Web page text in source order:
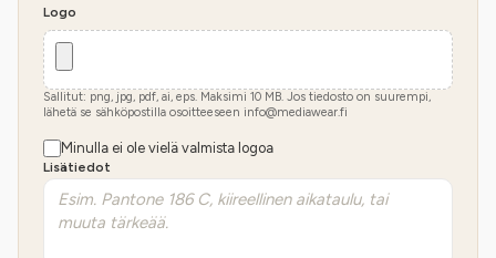
Logo
Sallitut: png, jpg, pdf, ai, eps. Maksimi 10 MB. Jos tiedosto on suurempi,
lähetä se sähköpostilla osoitteeseen info@mediawear.fi
Minulla ei ole vielä valmista logoa
Lisätiedot